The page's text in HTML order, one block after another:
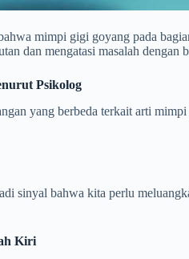
mimpi gigi goyang pada
dan mengatasi masalah dengan
Psikolog
yang berbeda terkait arti
sinyal bahwa kita perlu
Kiri